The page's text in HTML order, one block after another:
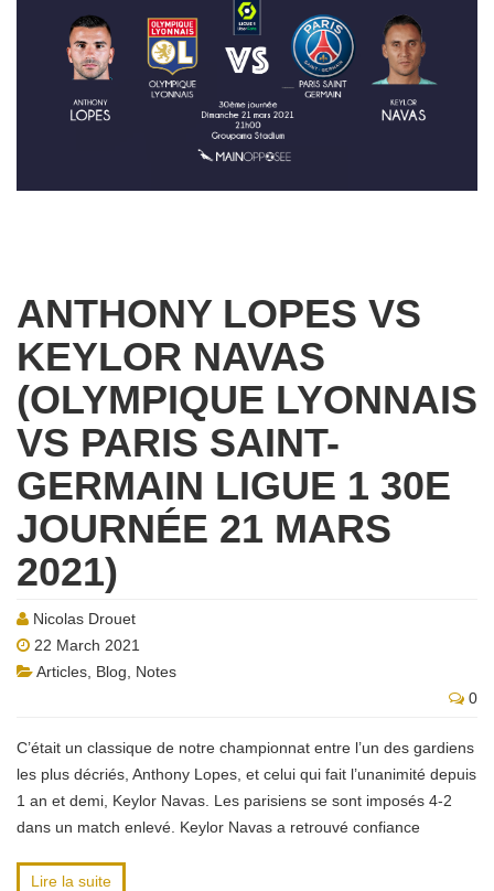
ANTHONY LOPES VS
KEYLOR NAVAS
(OLYMPIQUE LYONNAIS
VS PARIS SAINT-
GERMAIN LIGUE 1 30E
JOURNÉE 21 MARS
2021)
Nicolas Drouet
22 March 2021
Articles Blog
Notes
0
C’était un classique de notre championnat entre l’un des gardiens
les plus décriés, Anthony Lopes, et celui qui fait l’unanimité depuis
1 an et demi, Keylor Navas. Les parisiens se sont imposés 4-2
dans un match enlevé. Keylor Navas a retrouvé confiance
Lire la suite